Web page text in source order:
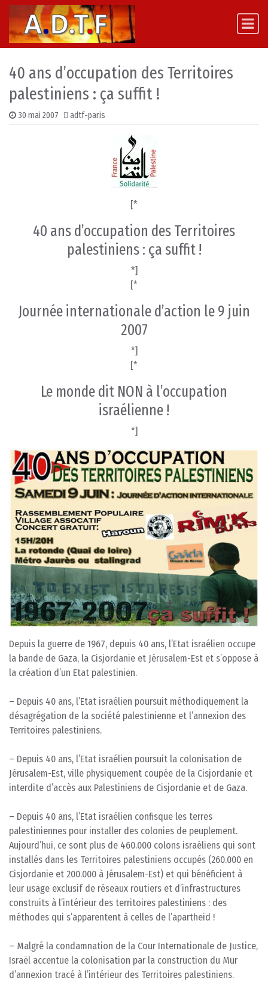
Skip to content
Main Navigation
40 ans d’occupation des Territoires
palestiniens : ça suffit !
30 mai 2007 adtf-paris
[*
40 ans d’occupation des Territoires
palestiniens : ça suffit !
*]
[*
Journée internationale d’action le 9 juin
2007
*]
[*
Le monde dit NON à l’occupation
israélienne !
*]
Depuis la guerre de 1967, depuis 40 ans, l’Etat israélien occupe
la bande de Gaza, la Cisjordanie et Jérusalem-Est et s’oppose à
la création d’un Etat palestinien.
– Depuis 40 ans, l’Etat israélien poursuit méthodiquement la
désagrégation de la société palestinienne et l’annexion des
Territoires palestiniens.
– Depuis 40 ans, l’Etat israélien poursuit la colonisation de
Jérusalem-Est, ville physiquement coupée de la Cisjordanie et
interdite d’accès aux Palestiniens de Cisjordanie et de Gaza.
– Depuis 40 ans, l’Etat israélien confisque les terres
palestiniennes pour installer des colonies de peuplement.
Aujourd’hui, ce sont plus de 460.000 colons israéliens qui sont
installés dans les Territoires palestiniens occupés (260.000 en
Cisjordanie et 200.000 à Jérusalem-Est) et qui bénéficient à
leur usage exclusif de réseaux routiers et d’infrastructures
construits à l’intérieur des territoires palestiniens : des
méthodes qui s’apparentent à celles de l’apartheid !
– Malgré la condamnation de la Cour Internationale de Justice,
Israël accentue la colonisation par la construction du Mur
d’annexion tracé à l’intérieur des Territoires palestiniens.